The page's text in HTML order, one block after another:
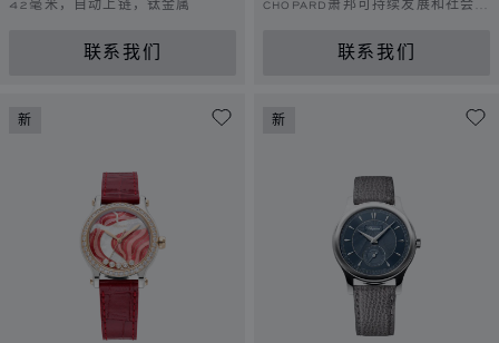
42毫米，自动上链，钛金属
联系我们
CHOPARD萧邦可持续发展和社会责
联系我们
新 新